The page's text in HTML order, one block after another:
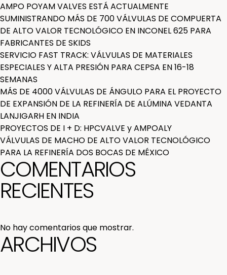
AMPO POYAM VALVES ESTÁ ACTUALMENTE
SUMINISTRANDO MÁS DE 700 VÁLVULAS DE COMPUERTA
DE ALTO VALOR TECNOLÓGICO EN INCONEL 625 PARA
FABRICANTES DE SKIDS
SERVICIO FAST TRACK: VÁLVULAS DE MATERIALES
ESPECIALES Y ALTA PRESIÓN PARA CEPSA EN 16-18
SEMANAS
MÁS DE 4000 VÁLVULAS DE ÁNGULO PARA EL PROYECTO
DE EXPANSIÓN DE LA REFINERÍA DE ALÚMINA VEDANTA
LANJIGARH EN INDIA
PROYECTOS DE I + D: HPCVALVE y AMPOALY
VÁLVULAS DE MACHO DE ALTO VALOR TECNOLÓGICO
PARA LA REFINERÍA DOS BOCAS DE MÉXICO
COMENTARIOS
RECIENTES
No hay comentarios que mostrar.
ARCHIVOS